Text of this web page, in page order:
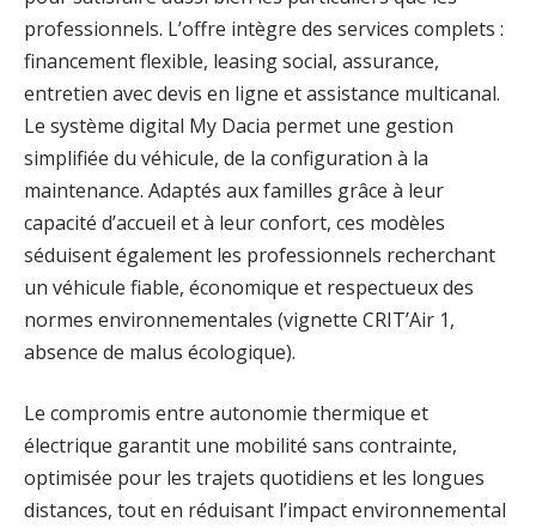
professionnels. L’offre intègre des services complets :
financement flexible, leasing social, assurance,
entretien avec devis en ligne et assistance multicanal.
Le système digital My Dacia permet une gestion
simplifiée du véhicule, de la configuration à la
maintenance. Adaptés aux familles grâce à leur
capacité d’accueil et à leur confort, ces modèles
séduisent également les professionnels recherchant
un véhicule fiable, économique et respectueux des
normes environnementales (vignette CRIT’Air 1,
absence de malus écologique).
Le compromis entre autonomie thermique et
électrique garantit une mobilité sans contrainte,
optimisée pour les trajets quotidiens et les longues
distances, tout en réduisant l’impact environnemental